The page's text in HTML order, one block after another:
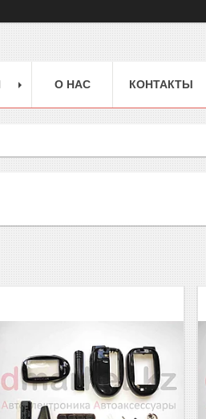
О НАС КОНТАКТЫ